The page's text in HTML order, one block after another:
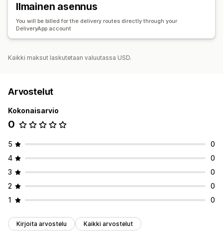
Ilmainen asennus
You will be billed for the delivery routes directly through your
DeliveryApp account
Kaikki maksut laskutetaan valuutassa USD.
Arvostelut
Kokonaisarvio
0
5
0
4
0
3
0
2
0
1
0
Kirjoita arvostelu Kaikki arvostelut